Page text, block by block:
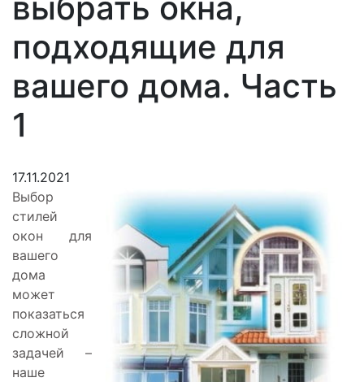
подходящие для
вашего дома. Часть
1
17.11.2021
Выбор
стилей
окон для
вашего
дома
может
показаться
сложной
задачей –
наше